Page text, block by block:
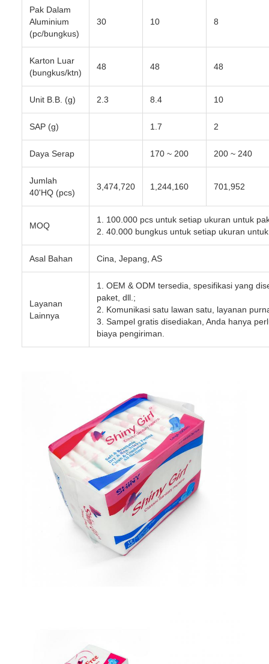
Pak Dalam
Aluminium
(pc/bungkus)
30 10 8
Karton Luar
(bungkus/ktn)
48 48 48
Unit B.B. (g) 2.3 8.4 10
SAP (g) 1.7 2
Daya Serap 170 ~ 200 200 ~ 240
Jumlah
40'HQ (pcs)
3,474,720 1,244,160 701,952
MOQ
1. 100.000 pcs untuk setiap ukuran untuk
2. 40.000 bungkus untuk setiap ukuran
Asal Bahan Cina, Jepang, AS
Layanan
Lainnya
1. OEM & ODM tersedia, spesifikasi yang
paket, dll.;
2. Komunikasi satu lawan satu, layanan
3. Sampel gratis disediakan, Anda hanya
biaya pengiriman.